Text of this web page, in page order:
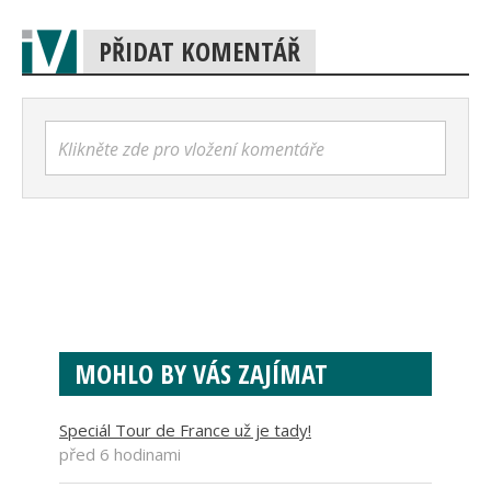
PŘIDAT KOMENTÁŘ
Klikněte zde pro vložení komentáře
MOHLO BY VÁS ZAJÍMAT
Speciál Tour de France už je tady!
před 6 hodinami